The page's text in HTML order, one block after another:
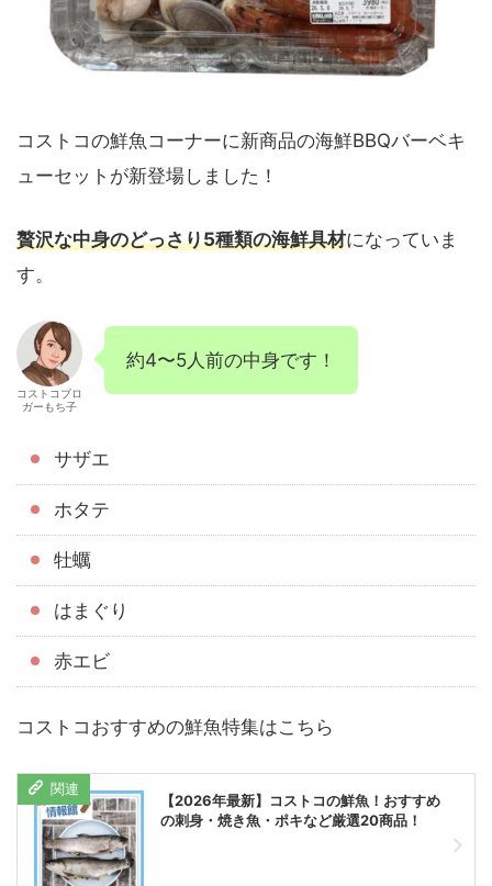
コストコの鮮魚コーナーに新商品の海鮮BBQバーベキ
ューセットが新登場しました！
贅沢な中身のどっさり5種類の海鮮具材になっていま
す。
コストコブロ
ガーもち子
約4〜5人前の中身です！
サザエ
ホタテ
牡蠣
はまぐり
赤エビ
コストコおすすめの鮮魚特集はこちら
【2026年最新】コストコの鮮魚！おすすめ
の刺身・焼き魚・ポキなど厳選20商品！